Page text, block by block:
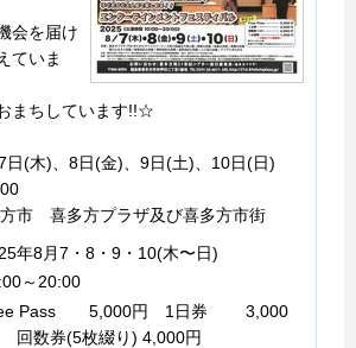
会を届け
ていま
まちしています!!☆
日(木)、8日(金)、9日(土)、10日(日)
方市 喜多方プラザ及び喜多方市街
年8月7・8・9・10(木〜日)
～20:00
Pass 5,000円 1日券 3,000
数券(5枚綴り) 4,000円